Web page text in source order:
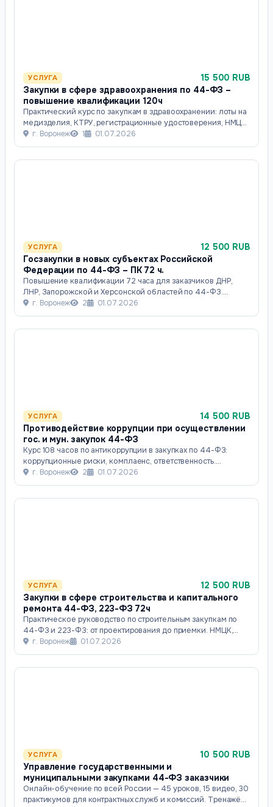
УСЛУГА
15 500 RUB
Закупки в сфере здравоохранения по 44-ФЗ –
повышение квалификации 120ч
Практический курс по закупкам в здравоохранении: лоты на
медизделия, КТРУ, регистрационные удостоверения, НМЦК
по Приказу 450н, импортозамещ
г. Воронеж 1 01.07.2026
УСЛУГА
12 500 RUB
Госзакупки в новых субъектах Российской
Федерации по 44-ФЗ – ПК 72 ч.
Повышение квалификации 72 часа для заказчиков ДНР,
ЛНР, Запорожской и Херсонской областей по 44-ФЗ.
Регистрация в ЕИС, национальный режим, п
г. Воронеж 2 01.07.2026
УСЛУГА
14 500 RUB
Противодействие коррупции при осуществлении
гос. и мун. закупок 44-ФЗ
Курс 108 часов по антикоррупции в закупках по 44-ФЗ:
коррупционные риски, комплаенс, ответственность.
Практические инструменты для заказчико
г. Воронеж 2 01.07.2026
УСЛУГА
12 500 RUB
Закупки в сфере строительства и капитального
ремонта 44-ФЗ, 223-ФЗ 72ч
Практическое руководство по строительным закупкам по
44-ФЗ и 223-ФЗ: от проектирования до приемки. НМЦК,
СРО, Постановление № 2571, сметы и
г. Воронеж 01.07.2026
УСЛУГА
10 500 RUB
Управление государственными и
муниципальными закупками 44-ФЗ заказчики
Онлайн-обучение по всей России — 45 уроков, 15 видео, 30
практикумов для контрактных служб и комиссий. Тренажёр